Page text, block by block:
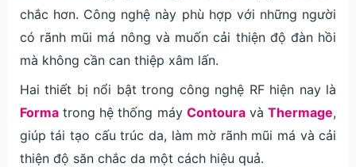
chắc hơn. Công nghệ này phù hợp với những người
có rãnh mũi má nông và muốn cải thiện độ đàn hồi
mà không cần can thiệp xâm lấn.
Hai thiết bị nổi bật trong công nghệ RF hiện nay là
Formatrong hệ thống máy ContouravàThermage,
giúp tái tạo cấu trúc da, làm mờ rãnh mũi má và cải
thiện độ săn chắc da một cách hiệu quả.